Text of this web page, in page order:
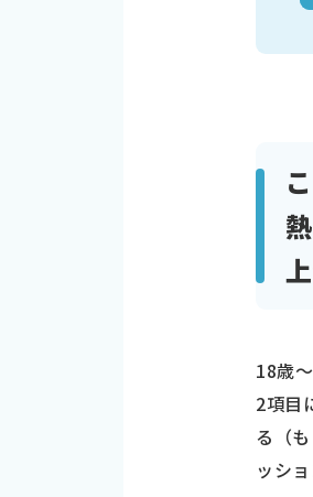
18歳
2項目
る（
ッシ